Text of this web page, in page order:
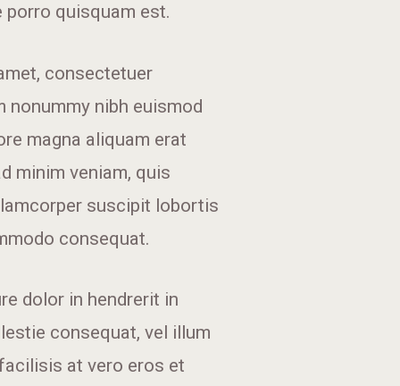
quisquam est.
consectetuer
nonummy nibh euismod
magna aliquam erat
minim veniam, quis
suscipit lobortis
consequat.
dolor in hendrerit in
consequat, vel illum
at vero eros et